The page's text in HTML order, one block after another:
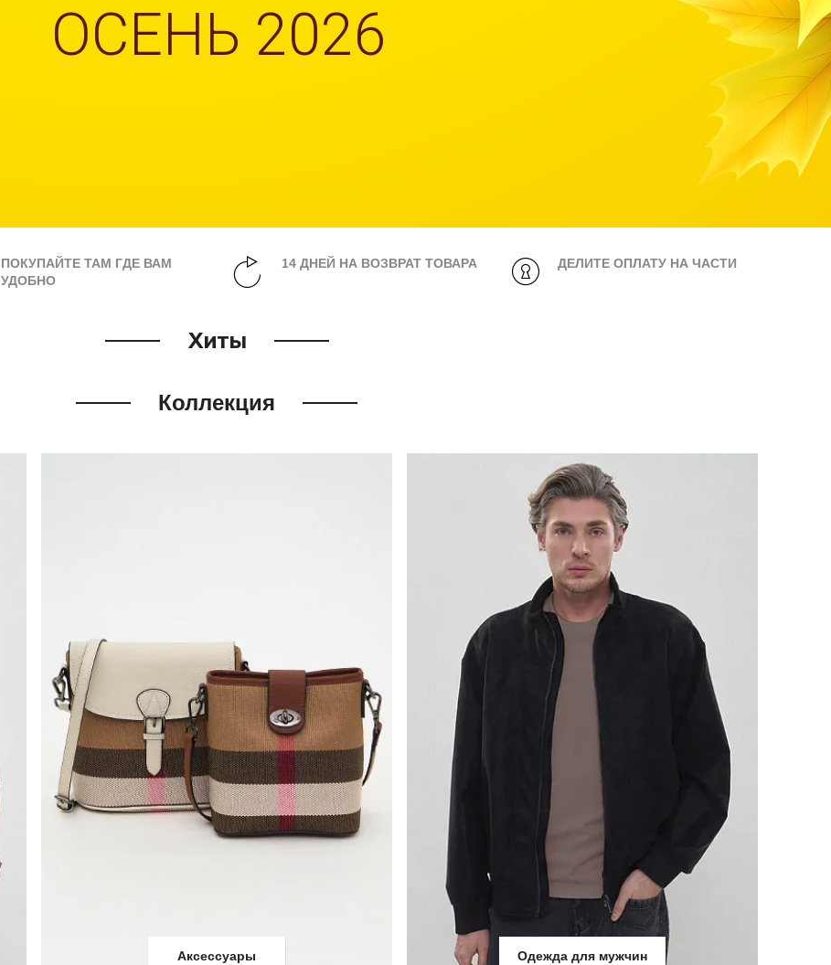
ОСЕНЬ 2026
ПОКУПАЙТЕ ТАМ ГДЕ ВАМ
УДОБНО
14 ДНЕЙ НА ВОЗВРАТ ТОВАРА ДЕЛИТЕ ОПЛАТУ НА ЧАСТИ
Хиты
Коллекция
Аксессуары Одежда для мужчин